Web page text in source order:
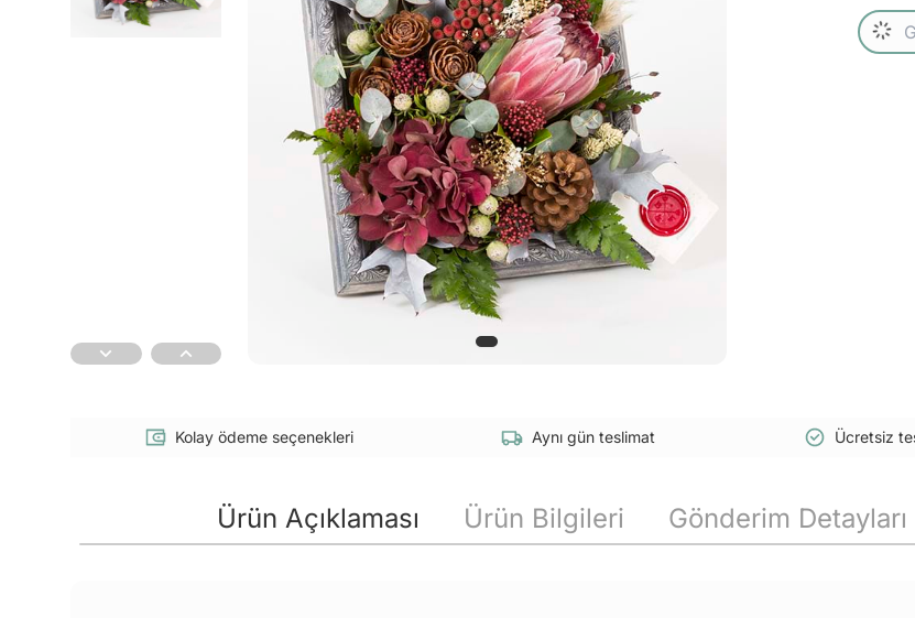
Kolay ödeme seçenekleri Aynı gün teslimat Ücretsiz
Ürün Açıklaması Ürün Bilgileri Gönderim Detayları